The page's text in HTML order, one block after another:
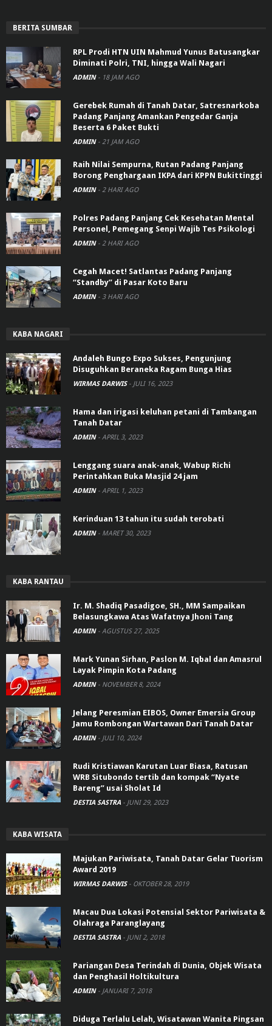
BERITA SUMBAR
RPL Prodi HTN UIN Mahmud Yunus Batusangkar
Diminati Polri, TNI, hingga Wali Nagari
ADMIN - 18 JAM AGO
Gerebek Rumah di Tanah Datar, Satresnarkoba
Padang Panjang Amankan Pengedar Ganja
Beserta 6 Paket Bukti
ADMIN - 21 JAM AGO
Raih Nilai Sempurna, Rutan Padang Panjang
Borong Penghargaan IKPA dari KPPN Bukittinggi
ADMIN - 2 HARI AGO
Polres Padang Panjang Cek Kesehatan Mental
Personel, Pemegang Senpi Wajib Tes Psikologi
ADMIN - 2 HARI AGO
Cegah Macet! Satlantas Padang Panjang
“Standby” di Pasar Koto Baru
ADMIN - 3 HARI AGO
KABA NAGARI
Andaleh Bungo Expo Sukses, Pengunjung
Disuguhkan Beraneka Ragam Bunga Hias
WIRMAS DARWIS - JULI 16, 2023
Hama dan irigasi keluhan petani di Tambangan
Tanah Datar
ADMIN - APRIL 3, 2023
Lenggang suara anak-anak, Wabup Richi
Perintahkan Buka Masjid 24 jam
ADMIN - APRIL 1, 2023
Kerinduan 13 tahun itu sudah terobati
ADMIN - MARET 30, 2023
KABA RANTAU
Ir. M. Shadiq Pasadigoe, SH., MM Sampaikan
Belasungkawa Atas Wafatnya Jhoni Tang
ADMIN - AGUSTUS 27, 2025
Mark Yunan Sirhan, Paslon M. Iqbal dan Amasrul
Layak Pimpin Kota Padang
ADMIN - NOVEMBER 8, 2024
Jelang Peresmian EIBOS, Owner Emersia Group
Jamu Rombongan Wartawan Dari Tanah Datar
ADMIN - JULI 10, 2024
Rudi Kristiawan Karutan Luar Biasa, Ratusan
WRB Situbondo tertib dan kompak “Nyate
Bareng” usai Sholat Id
DESTIA SASTRA - JUNI 29, 2023
KABA WISATA
Majukan Pariwisata, Tanah Datar Gelar Tuorism
Award 2019
WIRMAS DARWIS - OKTOBER 28, 2019
Macau Dua Lokasi Potensial Sektor Pariwisata &
Olahraga Paranglayang
DESTIA SASTRA - JUNI 2, 2018
Pariangan Desa Terindah di Dunia, Objek Wisata
dan Penghasil Holtikultura
ADMIN - JANUARI 7, 2018
Diduga Terlalu Lelah, Wisatawan Wanita Pingsan